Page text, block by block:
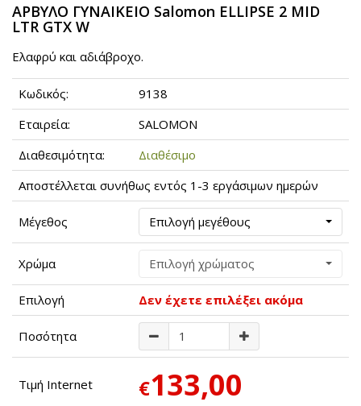
ΑΡΒΥΛΟ ΓΥΝΑΙΚΕΙΟ Salomon ELLIPSE 2 MID
LTR GTX W
Eλαφρύ και αδιάβροχο.
Κωδικός:
9138
Εταιρεία:
SALOMON
Διαθεσιμότητα:
Διαθέσιμο
Αποστέλλεται συνήθως εντός 1-3 εργάσιμων ημερών
Μέγεθος Επιλογή μεγέθους
Χρώμα Επιλογή χρώματος
Επιλογή Δεν έχετε επιλέξει ακόμα
Ποσότητα
Τιμή Internet €133,00